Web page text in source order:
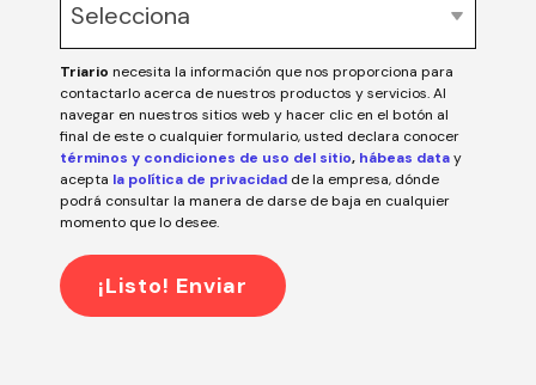
Triario necesita la información que nos proporciona para
contactarlo acerca de nuestros productos y servicios. Al
navegar en nuestros sitios web y hacer clic en el botón al
final de este o cualquier formulario, usted declara conocer
términos y condiciones de uso del sitio, hábeas datay
acepta la política de privacidad de la empresa, dónde
podrá consultar la manera de darse de baja en cualquier
momento que lo desee.